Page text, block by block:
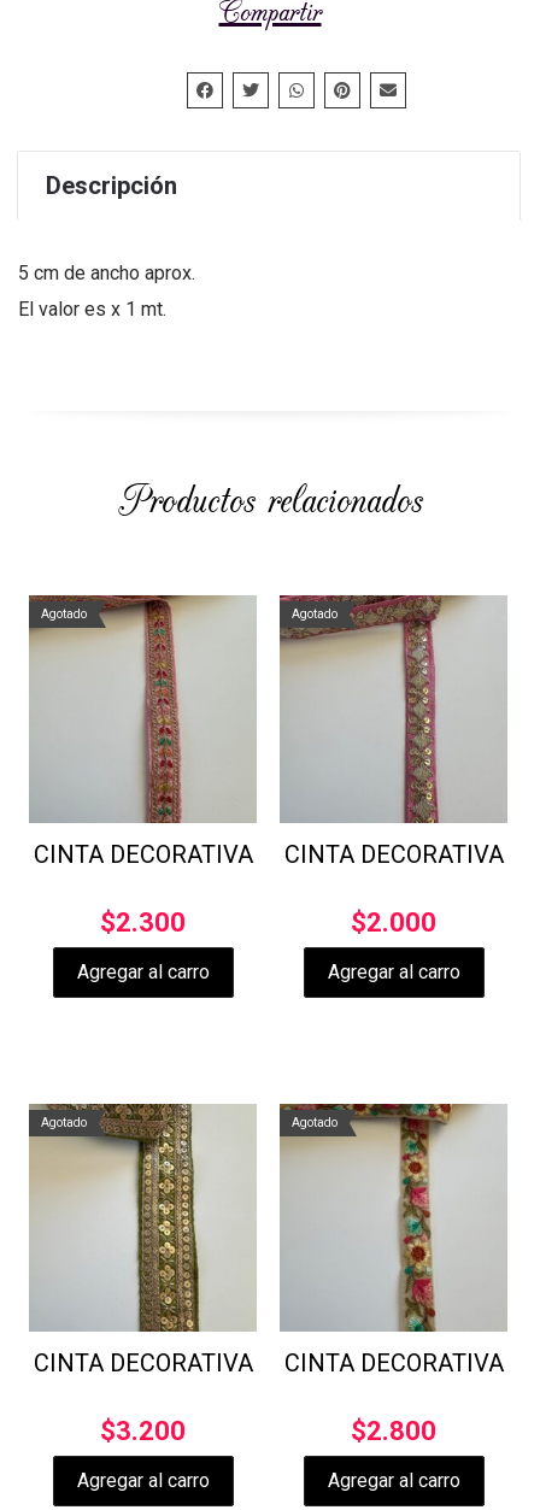
Compartir
Descripción
5 cm de ancho aprox.
El valor es x 1 mt.
Productos relacionados
Agotado
CINTA DECORATIVA
$2.300
Agregar al carro
Agotado
CINTA DECORATIVA
$2.000
Agregar al carro
Agotado
CINTA DECORATIVA
$3.200
Agregar al carro
Agotado
CINTA DECORATIVA
$2.800
Agregar al carro